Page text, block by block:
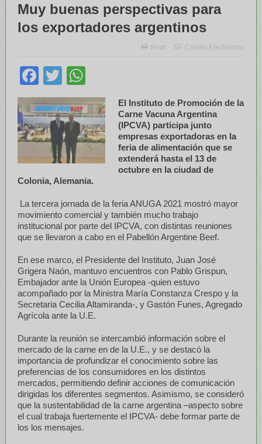
Muy buenas perspectivas para
los exportadores argentinos
Print Correo Electrónico
Facebook
Twitter
El Instituto de Promoción de la
Carne Vacuna Argentina
(IPCVA) participa junto
empresas exportadoras en la
feria de alimentación que se
extenderá hasta el 13 de
octubre en la ciudad de
Colonia, Alemania.
La tercera jornada de la feria ANUGA 2021 mostró mayor
movimiento comercial y también mucho trabajo
institucional por parte del IPCVA, con distintas reuniones
que se llevaron a cabo en el Pabellón Argentine Beef.
En ese marco, el Presidente del Instituto, Juan José
Grigera Naón, mantuvo encuentros con Pablo Grispun,
Embajador ante la Unión Europea -quien estuvo
acompañado por la Ministra María Constanza Crespo y la
Secretaria Cecilia Altamiranda-, y Gastón Funes, Agregado
Agrícola ante la U.E.
Durante la reunión se intercambió información sobre el
mercado de la carne en de la U.E., y se destacó la
importancia de profundizar el conocimiento sobre las
preferencias de los consumidores en los distintos
mercados, permitiendo definir acciones de comunicación
dirigidas los diferentes segmentos. Asimismo, se consideró
que la sustentabilidad de la carne argentina –aspecto sobre
el cual trabaja fuertemente el IPCVA- debe formar parte de
los los mensajes.